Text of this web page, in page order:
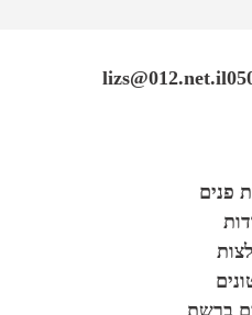
lizs@012.net.il
פנים